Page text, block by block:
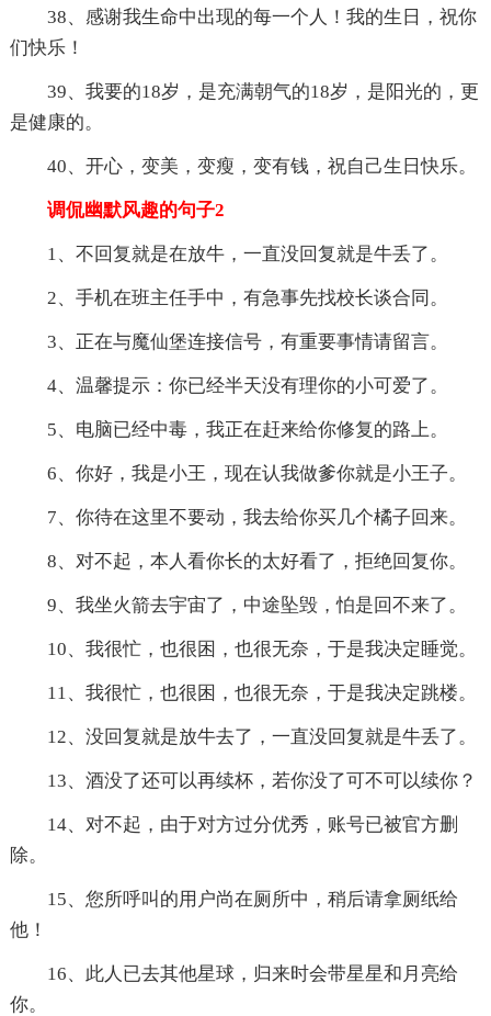
38、感谢我生命中出现的每一个人！我的生日，祝你
们快乐！
39、我要的18岁，是充满朝气的18岁，是阳光的，更
是健康的。
40、开心，变美，变瘦，变有钱，祝自己生日快乐。
调侃幽默风趣的句子2
1、不回复就是在放牛，一直没回复就是牛丢了。
2、手机在班主任手中，有急事先找校长谈合同。
3、正在与魔仙堡连接信号，有重要事情请留言。
4、温馨提示：你已经半天没有理你的小可爱了。
5、电脑已经中毒，我正在赶来给你修复的路上。
6、你好，我是小王，现在认我做爹你就是小王子。
7、你待在这里不要动，我去给你买几个橘子回来。
8、对不起，本人看你长的太好看了，拒绝回复你。
9、我坐火箭去宇宙了，中途坠毁，怕是回不来了。
10、我很忙，也很困，也很无奈，于是我决定睡觉。
11、我很忙，也很困，也很无奈，于是我决定跳楼。
12、没回复就是放牛去了，一直没回复就是牛丢了。
13、酒没了还可以再续杯，若你没了可不可以续你？
14、对不起，由于对方过分优秀，账号已被官方删
除。
15、您所呼叫的用户尚在厕所中，稍后请拿厕纸给
他！
16、此人已去其他星球，归来时会带星星和月亮给
你。